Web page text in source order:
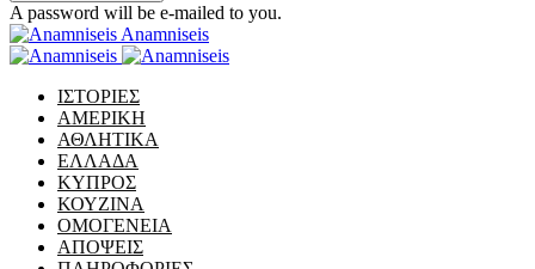
A password will be e-mailed to you.
Anamniseis
ΙΣΤΟΡΙΕΣ
ΑΜΕΡΙΚΗ
ΑΘΛΗΤΙΚΑ
ΕΛΛΑΔΑ
ΚΥΠΡΟΣ
ΚΟΥΖΙΝΑ
ΟΜΟΓΕΝΕΙΑ
ΑΠΟΨΕΙΣ